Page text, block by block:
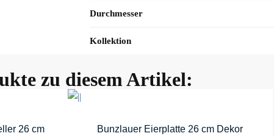
Durchmesser
Kollektion
zu diesem Artikel:
26 cm
Bunzlauer Eierplatte 26 cm Dekor